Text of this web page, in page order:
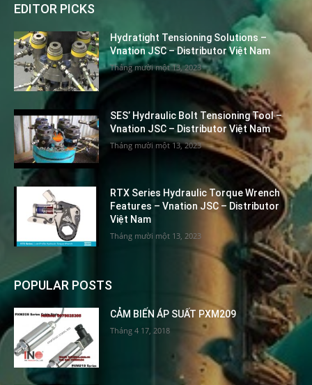
EDITOR PICKS
Hydratight Tensioning Solutions –
Vnation JSC – Distributor Việt Nam
Tháng mười một 13, 2023
SES’ Hydraulic Bolt Tensioning Tool –
Vnation JSC – Distributor Việt Nam
Tháng mười một 13, 2023
RTX Series Hydraulic Torque Wrench
Features – Vnation JSC – Distributor
Việt Nam
Tháng mười một 13, 2023
POPULAR POSTS
CẢM BIẾN ÁP SUẤT PXM209
Tháng 4 17, 2018